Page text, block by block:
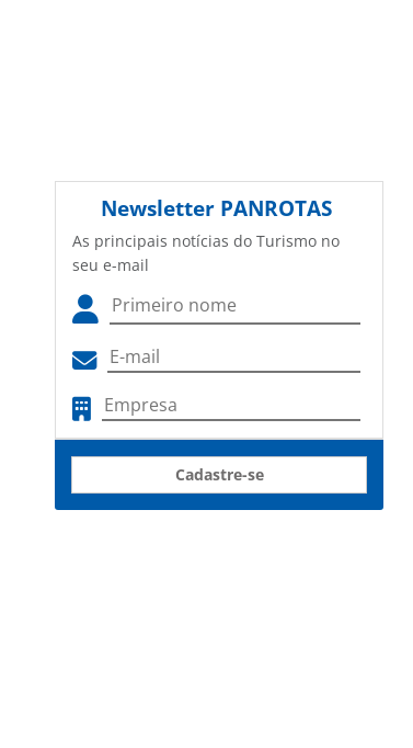
Newsletter PANROTAS
As principais notícias do Turismo no
seu e-mail
Cadastre-se